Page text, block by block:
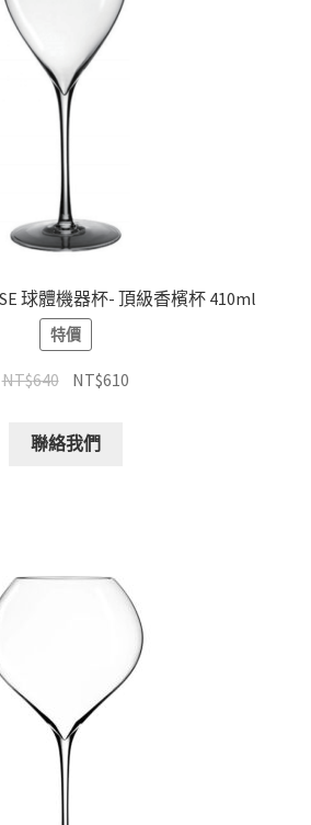
球體機器杯- 頂級香檳杯 410ml
特價
NT$640 NT$610
聯絡我們